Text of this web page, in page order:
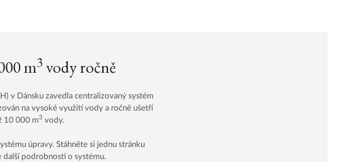
m3 vody ročně
v Dánsku zavedla centralizovaný systém
na vysoké využití vody a ročně ušetří
10 000 m3 vody.
úpravy. Stáhněte si jednu stránku
další podrobnosti o systému.